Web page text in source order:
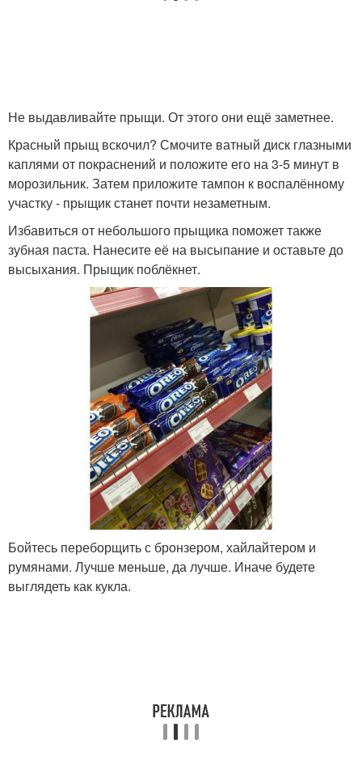
Не выдавливайте прыщи. От этого они ещё заметнее.
Красный прыщ вскочил? Смочите ватный диск глазными
каплями от покраснений и положите его на 3-5 минут в
морозильник. Затем приложите тампон к воспалённому
участку - прыщик станет почти незаметным.
Избавиться от небольшого прыщика поможет также
зубная паста. Нанесите её на высыпание и оставьте до
высыхания. Прыщик поблёкнет.
Бойтесь переборщить с бронзером, хайлайтером и
румянами. Лучше меньше, да лучше. Иначе будете
выглядеть как кукла.